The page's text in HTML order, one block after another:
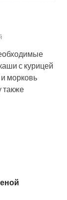
с курицей
морковь
также